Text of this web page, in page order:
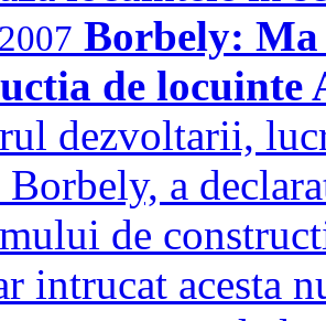
Borbely: Ma
de
dezvoltarii,
a
de
intrucat acesta